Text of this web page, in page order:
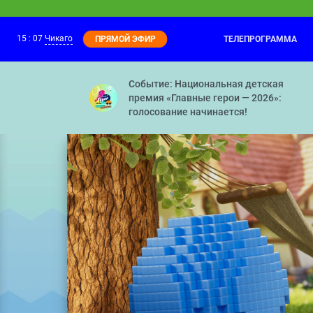
14:20
Фиксики
Копия — Попугай — Телевизор —
15 : 07 Чикаго ПРЯМОЙ ЭФИР ТЕЛЕПРОГРАММА
Событие: Национальная детская
премия «Главные герои — 2026»:
голосование начинается!